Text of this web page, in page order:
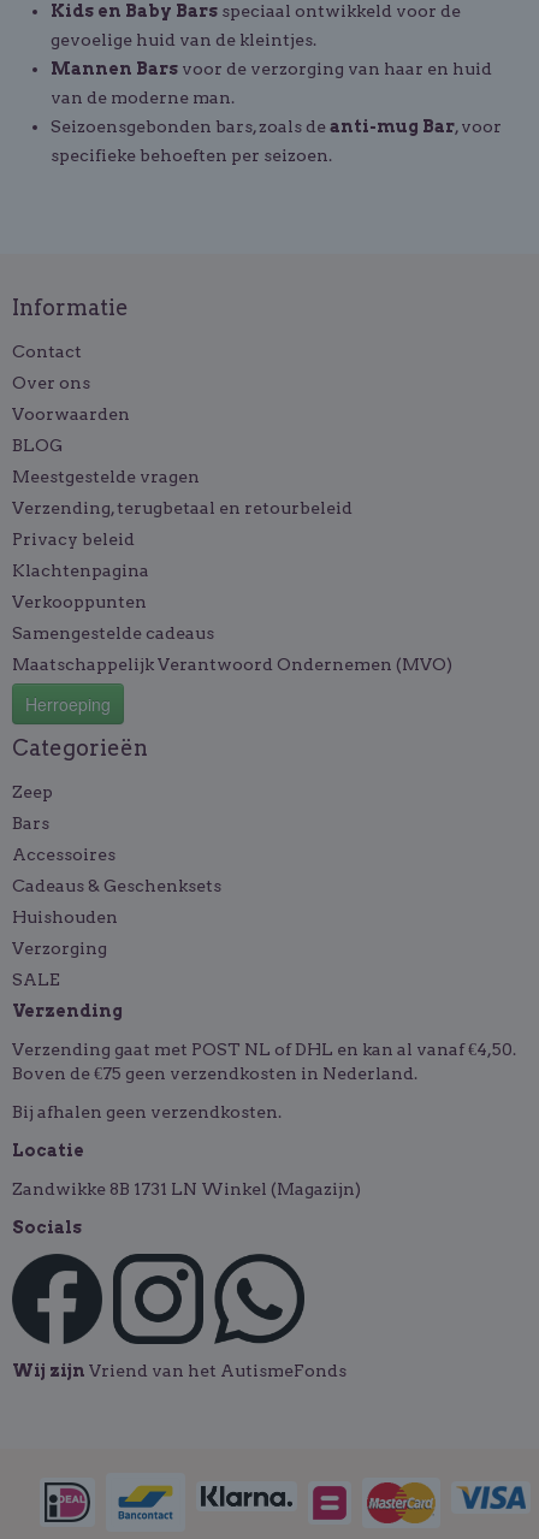
Kids en Baby Bars speciaal ontwikkeld voor de
gevoelige huid van de kleintjes.
Mannen Bars voor de verzorging van haar en huid
van de moderne man.
Seizoensgebonden bars, zoals deanti-mug Bar, voor
specifieke behoeften per seizoen.
Informatie
Contact
Over ons
Voorwaarden
BLOG
Meestgestelde vragen
Verzending, terugbetaal en retourbeleid
Privacy beleid
Klachtenpagina
Verkooppunten
Samengestelde cadeaus
Maatschappelijk Verantwoord Ondernemen (MVO)
Herroeping
Categorieën
Zeep
Bars
Accessoires
Cadeaus & Geschenksets
Huishouden
Verzorging
SALE
Verzending
Verzending gaat met POST NL of DHL en kan al vanaf €4,50.
Boven de €75 geen verzendkosten in Nederland.
Bij afhalen geen verzendkosten.
Locatie
Zandwikke 8B 1731 LN Winkel (Magazijn)
Socials
Wij zijn Vriend van het AutismeFonds